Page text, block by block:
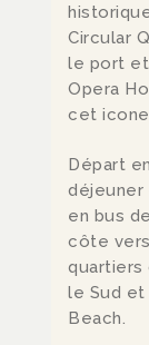
Circular
le port
Opera
cet
Départ
déjeuner
en bus
côte
quartiers
le Sud
Beach.